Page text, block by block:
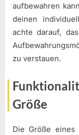
aufbewahren
deinen
achte darauf,
zu verstauen.
Größe
Die Größe